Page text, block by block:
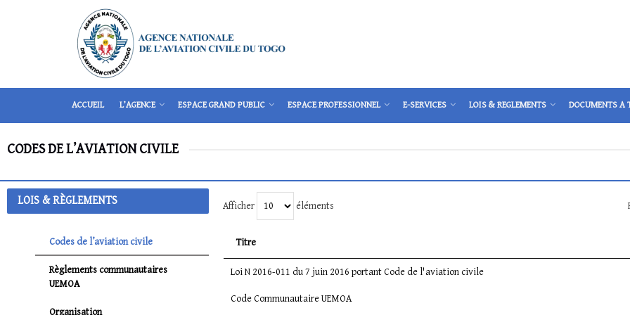
ACCUEIL L’AGENCE ESPACE GRAND PUBLIC ESPACE PROFESSIONNEL E-SERVICES LOIS & REGLEMENTS DOCUMENTS A
CODES DE L’AVIATION CIVILE
LOIS & RÈGLEMENTS
Codes de l’aviation civile
Règlements communautaires
UEMOA
Organisation
Afficher éléments
Titre
Loi N 2016-011 du 7 juin 2016 portant Code de l'aviation civile
Code Communautaire UEMOA